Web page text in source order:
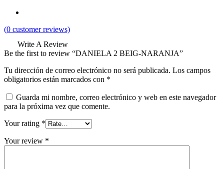
(0 customer reviews)
Write A Review
Be the first to review “DANIELA 2 BEIG-NARANJA”
Tu dirección de correo electrónico no será publicada. Los campos
obligatorios están marcados con *
Guarda mi nombre, correo electrónico y web en este navegador
para la próxima vez que comente.
Your rating *
Your review *